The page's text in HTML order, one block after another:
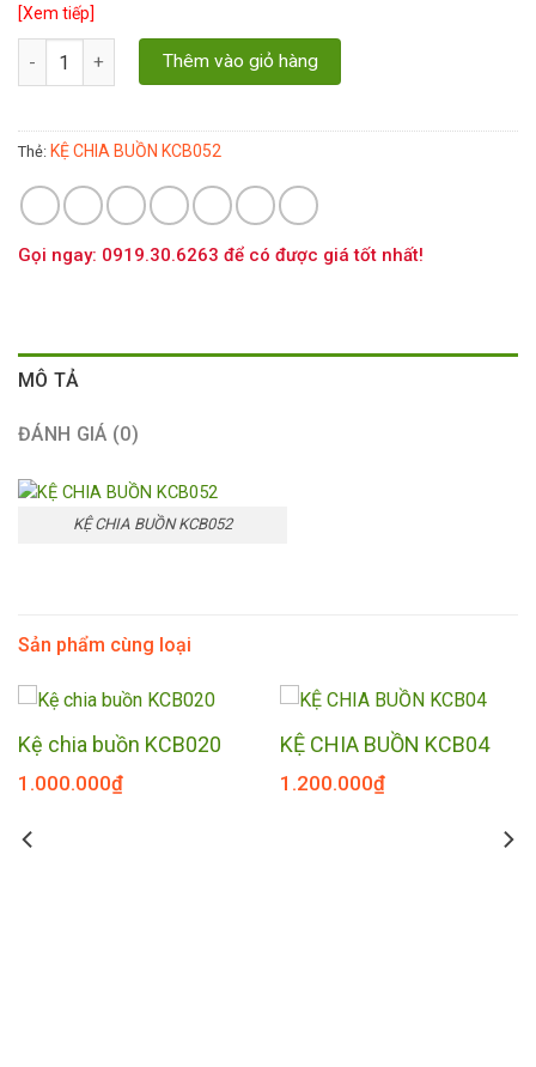
[Xem tiếp]
Số lượng Thêm vào giỏ hàng
Thẻ: KỆ CHIA BUỒN KCB052
Gọi ngay: 0919.30.6263 để có được giá tốt nhất!
MÔ TẢ
ĐÁNH GIÁ (0)
KỆ CHIA BUỒN KCB052
Sản phẩm cùng loại
Kệ chia buồn KCB020
1.000.000₫
KỆ CHIA BUỒN KCB04
1.200.000₫